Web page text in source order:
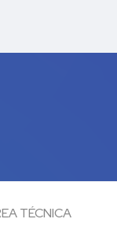
TÉCNICA